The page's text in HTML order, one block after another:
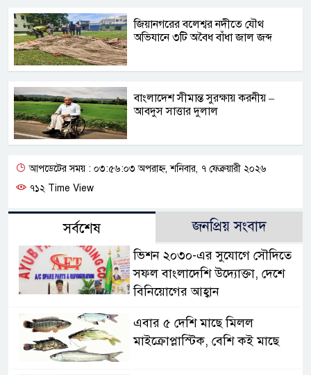
জিয়ানগরের বলেশ্বর নদীতে যৌথ
অভিযানে ৩টি অবৈধ বাঁধা জাল জব্দ
বাংলাদেশ সীমান্ত সুরক্ষায় করনীয় –
আবদুস সাত্তার দুলাল
আপডেটের সময় : ০৩:৫৬:০৩ অপরাহ্ন, শনিবার, ৭ ফেব্রুয়ারী ২০২৬
৭১২ Time View
সর্বশেষ জনপ্রিয় সংবাদ
ভিশন ২০৩০-এর সুযোগে সৌদিতে
সফল বাংলাদেশি উদ্যোক্তা, দেশে
বিনিয়োগের আহ্বান
এবার ৫ দেশি মাছে মিলল
মাইক্রোপ্লাস্টিক, বেশি কই মাছে